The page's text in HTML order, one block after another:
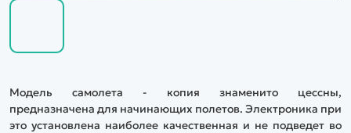
Модель самолета - копия знаменито цессны,
предназначена для начинающих полетов. Электроника при
это установлена наиболее качественная и не подведет во